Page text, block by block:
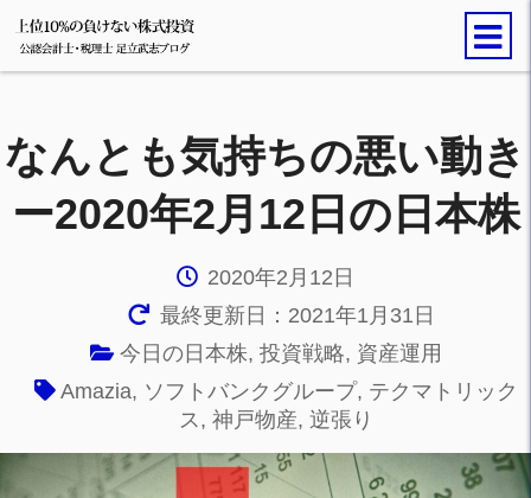
なんとも気持ちの悪い動き
ー2020年2月12日の日本株
2020年2月12日
最終更新日：2021年1月31日
今日の日本株, 投資戦略, 資産運用
Amazia, ソフトバンクグループ, テクマトリック
ス, 神戸物産, 逆張り